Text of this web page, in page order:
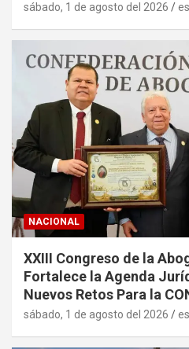
sábado, 1 de agosto del 2026
NACIONAL
XXIII Congreso de la
Fortalece la Agenda
Nuevos Retos Para la
sábado, 1 de agosto del 2026